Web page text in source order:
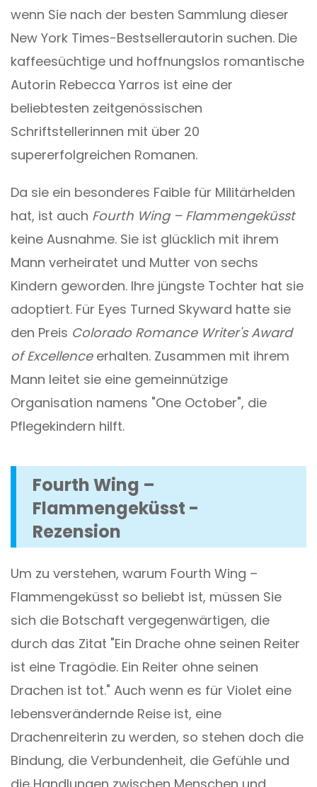
wenn Sie nach der besten Sammlung dieser
New York Times-Bestsellerautorin suchen. Die
kaffeesüchtige und hoffnungslos romantische
Autorin Rebecca Yarros ist eine der
beliebtesten zeitgenössischen
Schriftstellerinnen mit über 20
supererfolgreichen Romanen.
Da sie ein besonderes Faible für Militärhelden
hat, ist auch Fourth Wing – Flammengeküsst
keine Ausnahme. Sie ist glücklich mit ihrem
Mann verheiratet und Mutter von sechs
Kindern geworden. Ihre jüngste Tochter hat sie
adoptiert. Für Eyes Turned Skyward hatte sie
den Preis Colorado Romance Writer's Award
of Excellenceerhalten. Zusammen mit ihrem
Mann leitet sie eine gemeinnützige
Organisation namens "One October", die
Pflegekindern hilft.
Fourth Wing –
Flammengeküsst -
Rezension
Um zu verstehen, warum Fourth Wing –
Flammengeküsst so beliebt ist, müssen Sie
sich die Botschaft vergegenwärtigen, die
durch das Zitat "Ein Drache ohne seinen Reiter
ist eine Tragödie. Ein Reiter ohne seinen
Drachen ist tot." Auch wenn es für Violet eine
lebensverändernde Reise ist, eine
Drachenreiterin zu werden, so stehen doch die
Bindung, die Verbundenheit, die Gefühle und